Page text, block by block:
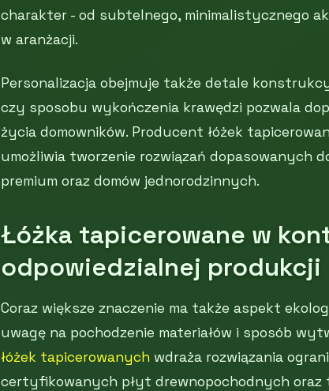
charakter - od subtelnego, minimalistycznego
w aranżacji.
Personalizacja obejmuje także detale
czy sposobu wykończenia krawędzi pozwala
życia domowników. Producent łóżek
umożliwia tworzenie rozwiązań dopasowanych
premium oraz domów jednorodzinnych.
Łóżka tapicerowane w
odpowiedzialnej produkcji
Coraz większe znaczenie ma także aspekt
uwagę na pochodzenie materiałów i sposób
łóżek tapicerowanych wdraża rozwiązania
certyfikowanych płyt drewnopochodnych oraz